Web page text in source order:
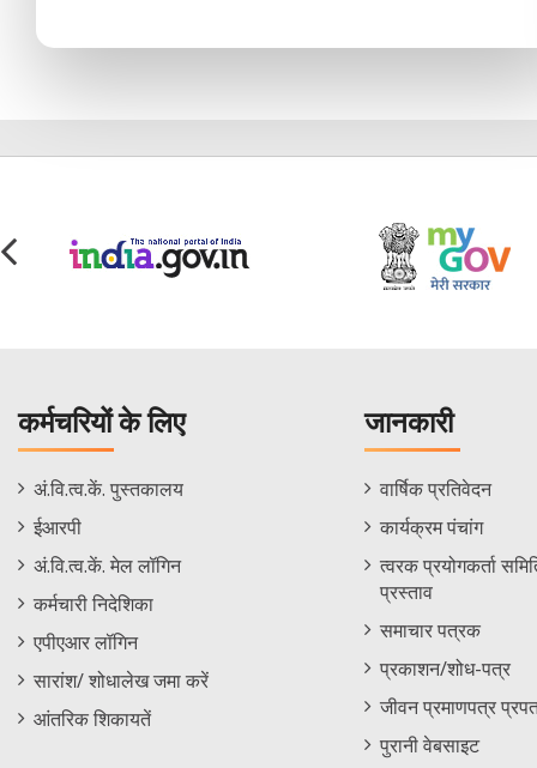
कर्मचरियों के लिए
Staff
Footer
Menu
अं.वि.त्व.कें. पुस्तकालय
ईआरपी
अं.वि.त्व.कें. मेल लॉगिन
कर्मचारी निदेशिका
एपीएआर लॉगिन
सारांश/ शोधालेख जमा करें
आंतरिक शिकायतें
जानकारी
Informations
Menu
वार्षिक प्रतिवेदन
कार्यक्रम पंचांग
त्वरक प्रयोगकर्ता
प्रस्ताव
समाचार पत्रक
प्रकाशन/शोध-पत्र
जीवन प्रमाणपत्र
पुरानी वेबसाइट